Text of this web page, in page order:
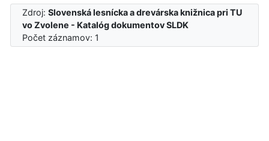
Zdroj:Slovenská lesnícka a drevárska knižnica pri TU
vo Zvolene - Katalóg dokumentov SLDK
Počet záznamov: 1